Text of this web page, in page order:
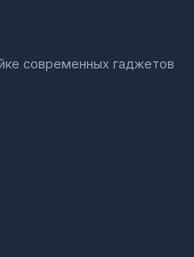
современных гаджетов